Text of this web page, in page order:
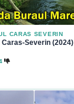
CARAS SEVERIN
Severin (2024)